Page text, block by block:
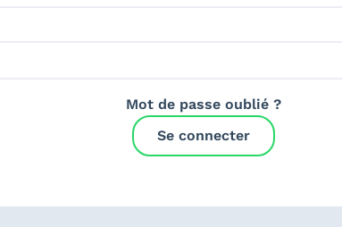
Mot de passe oublié ?
Se connecter